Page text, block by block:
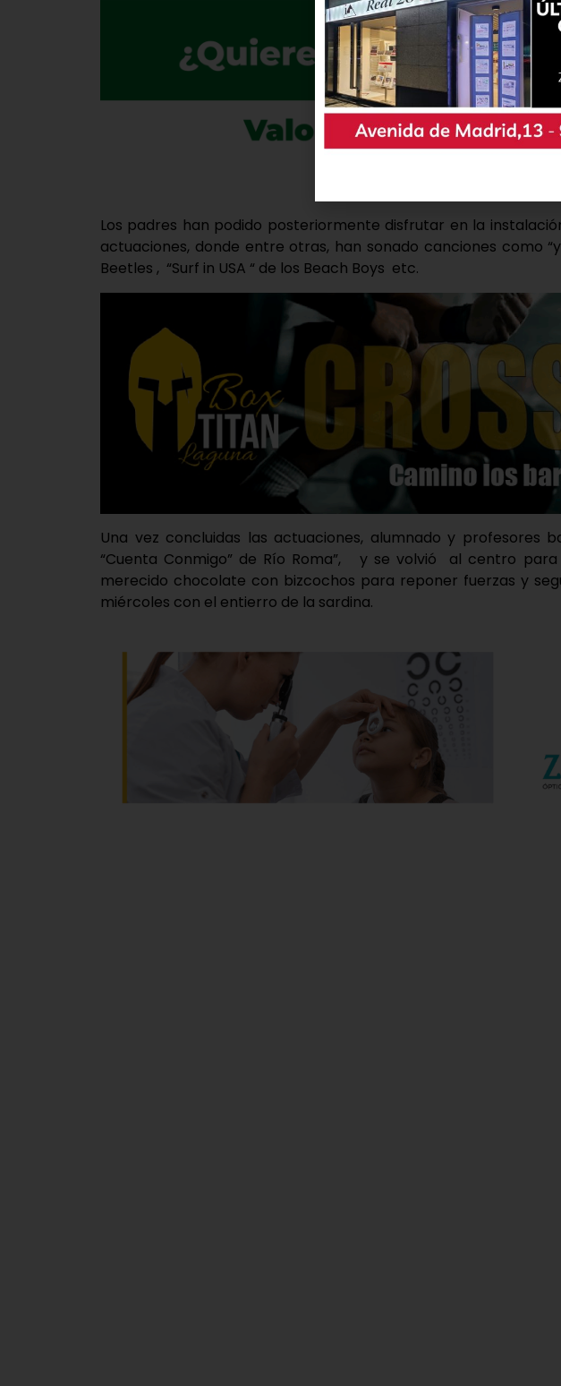
Los padres han podido posteriormente disfrutar en la
actuaciones, donde entre otras, han sonado canciones como
Beetles , “Surf in USA “ de los Beach Boys etc.
Una vez concluidas las actuaciones, alumnado y profesores
“Cuenta Conmigo” de Río Roma”, y se volvió al centro
merecido chocolate con bizcochos para reponer fuerzas y
miércoles con el entierro de la sardina.